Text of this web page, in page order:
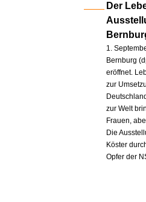
Der
1.
Bernburg
eröffnet.
zur
zur Welt
Frauen,
Die
Köster
Opfer der